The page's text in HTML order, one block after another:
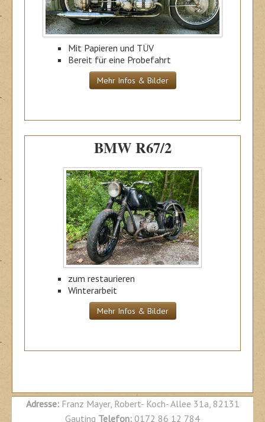
Mit Papieren und TÜV
Bereit für eine Probefahrt
Mehr Infos & Bilder
BMW R67/2
zum restaurieren
Winterarbeit
Mehr Infos & Bilder
Adresse:Franz Mayer, Robert- Koch- Allee 31a, 82131
Gauting Telefon: 0172 86 12 784